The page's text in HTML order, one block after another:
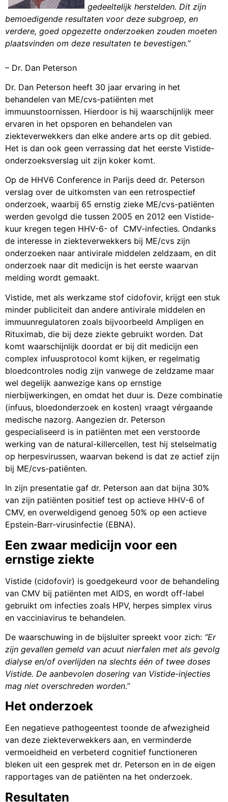
gedeeltelijk herstelden. Dit zijn
bemoedigende resultaten voor deze subgroep, en
verdere, goed opgezette onderzoeken zouden moeten
plaatsvinden om deze resultaten te bevestigen.”
– Dr. Dan Peterson
Dr. Dan Peterson heeft 30 jaar ervaring in het
behandelen van ME/cvs-patiënten met
immuunstoornissen. Hierdoor is hij waarschijnlijk meer
ervaren in het opsporen en behandelen van
ziekteverwekkers dan elke andere arts op dit gebied.
Het is dan ook geen verrassing dat het eerste Vistide-
onderzoeksverslag uit zijn koker komt.
Op de HHV6 Conference in Parijs deed dr. Peterson
verslag over de uitkomsten van een retrospectief
onderzoek, waarbij 65 ernstig zieke ME/cvs-patiënten
werden gevolgd die tussen 2005 en 2012 een Vistide-
kuur kregen tegen HHV-6- of CMV-infecties. Ondanks
de interesse in ziekteverwekkers bij ME/cvs zijn
onderzoeken naar antivirale middelen zeldzaam, en dit
onderzoek naar dit medicijn is het eerste waarvan
melding wordt gemaakt.
Vistide, met als werkzame stof cidofovir, krijgt een stuk
minder publiciteit dan andere antivirale middelen en
immuunregulatoren zoals bijvoorbeeld Ampligen en
Rituximab, die bij deze ziekte gebruikt worden. Dat
komt waarschijnlijk doordat er bij dit medicijn een
complex infuusprotocol komt kijken, er regelmatig
bloedcontroles nodig zijn vanwege de zeldzame maar
wel degelijk aanwezige kans op ernstige
nierbijwerkingen, en omdat het duur is. Deze combinatie
(infuus, bloedonderzoek en kosten) vraagt vérgaande
medische nazorg. Aangezien dr. Peterson
gespecialiseerd is in patiënten met een verstoorde
werking van de natural-killercellen, test hij stelselmatig
op herpesvirussen, waarvan bekend is dat ze actief zijn
bij ME/cvs-patiënten.
In zijn presentatie gaf dr. Peterson aan dat bijna 30%
van zijn patiënten positief test op actieve HHV-6 of
CMV, en overweldigend genoeg 50% op een actieve
Epstein-Barr-virusinfectie (EBNA).
Een zwaar medicijn voor een
ernstige ziekte
Vistide (cidofovir) is goedgekeurd voor de behandeling
van CMV bij patiënten met AIDS, en wordt off-label
gebruikt om infecties zoals HPV, herpes simplex virus
en vacciniavirus te behandelen.
De waarschuwing in de bijsluiter spreekt voor zich: “Er
zijn gevallen gemeld van acuut nierfalen met als gevolg
dialyse en/of overlijden na slechts één of twee doses
Vistide. De aanbevolen dosering van Vistide-injecties
mag niet overschreden worden.”
Het onderzoek
Een negatieve pathogeentest toonde de afwezigheid
van deze ziekteverwekkers aan, en verminderde
vermoeidheid en verbeterd cognitief functioneren
bleken uit een gesprek met dr. Peterson en in de eigen
rapportages van de patiënten na het onderzoek.
Resultaten